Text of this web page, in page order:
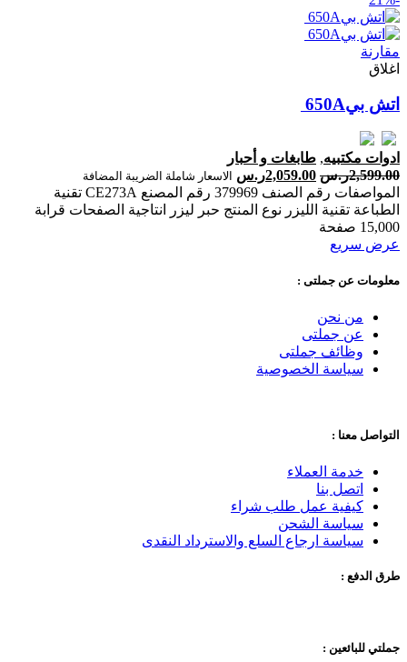
مقارنة
اغلاق
ادوات مكتبيه, طابغات و أحبار
2,599.00ر.س 2,059.00ر.س الاسعار شاملة الضريبة المضافة
المواصفات رقم الصنف 379969 رقم المصنع CE273A تقنية
الطباعة تقنية الليزر نوع المنتج حبر ليزر انتاجية الصفحات ‎قرابة
15,000 صفحة‎
عرض سريع
معلومات عن جملتى :
من نحن
عن جملتى
وظائف جملتى
سياسة الخصوصية
التواصل معنا :
خدمة العملاء
اتصل بنا
كيفية عمل طلب شراء
سياسة الشحن
سياسة ارجاع السلع والاسترداد النقدى
طرق الدفع :
جملتي للبائعين :